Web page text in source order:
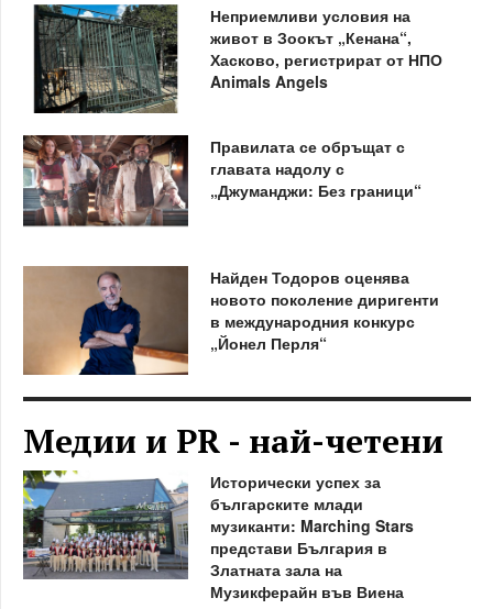
Неприемливи условия на
живот в Зоокът „Кенана“,
Хасково, регистрират от НПО
Animals Angels
Правилата се обръщат с
главата надолу с
„Джуманджи: Без граници“
Найден Тодоров оценява
новото поколение диригенти
в международния конкурс
„Йонел Перля“
Медии и PR - най-четени
Исторически успех за
българските млади
музиканти: Marching Stars
представи България в
Златната зала на
Музикферайн във Виена